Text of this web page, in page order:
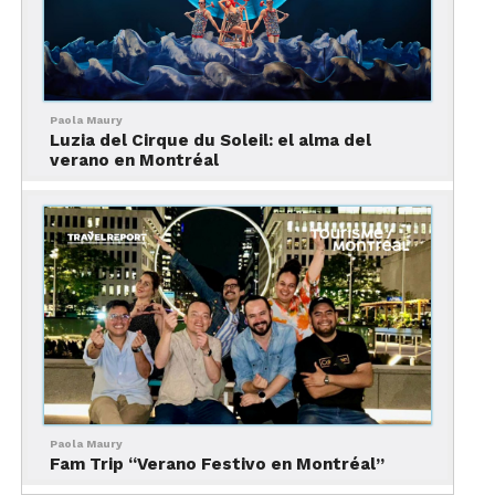
Ver esta publicación en Instagram
Paola Maury
Luzia del Cirque du Soleil: el alma del
verano en Montréal
Paola Maury
Fam Trip “Verano Festivo en Montréal”